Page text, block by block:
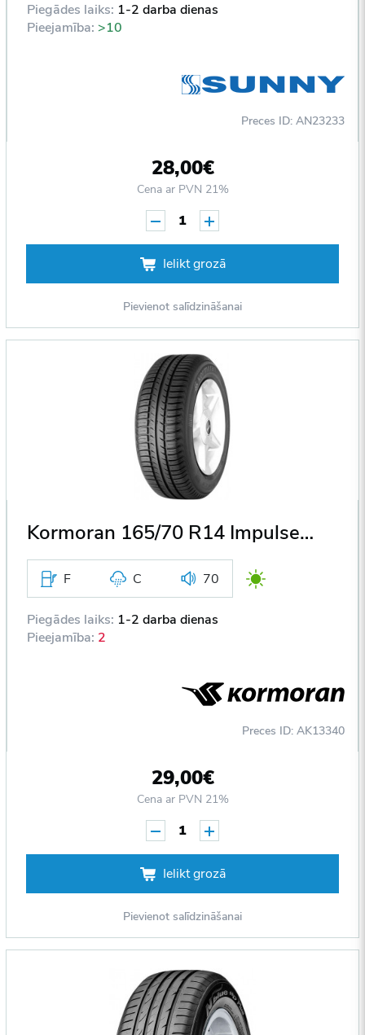
Piegādes laiks: 1-2 darba dienas
Pieejamība: >10
Preces ID: AN23233
28,00€
Cena ar PVN 21%
1
Ielikt grozā
Pievienot salīdzināšanai
Kormoran 165/70 R14 Impulser B 81T DOT2013
F C 70
Piegādes laiks: 1-2 darba dienas
Pieejamība: 2
Preces ID: AK13340
29,00€
Cena ar PVN 21%
1
Ielikt grozā
Pievienot salīdzināšanai